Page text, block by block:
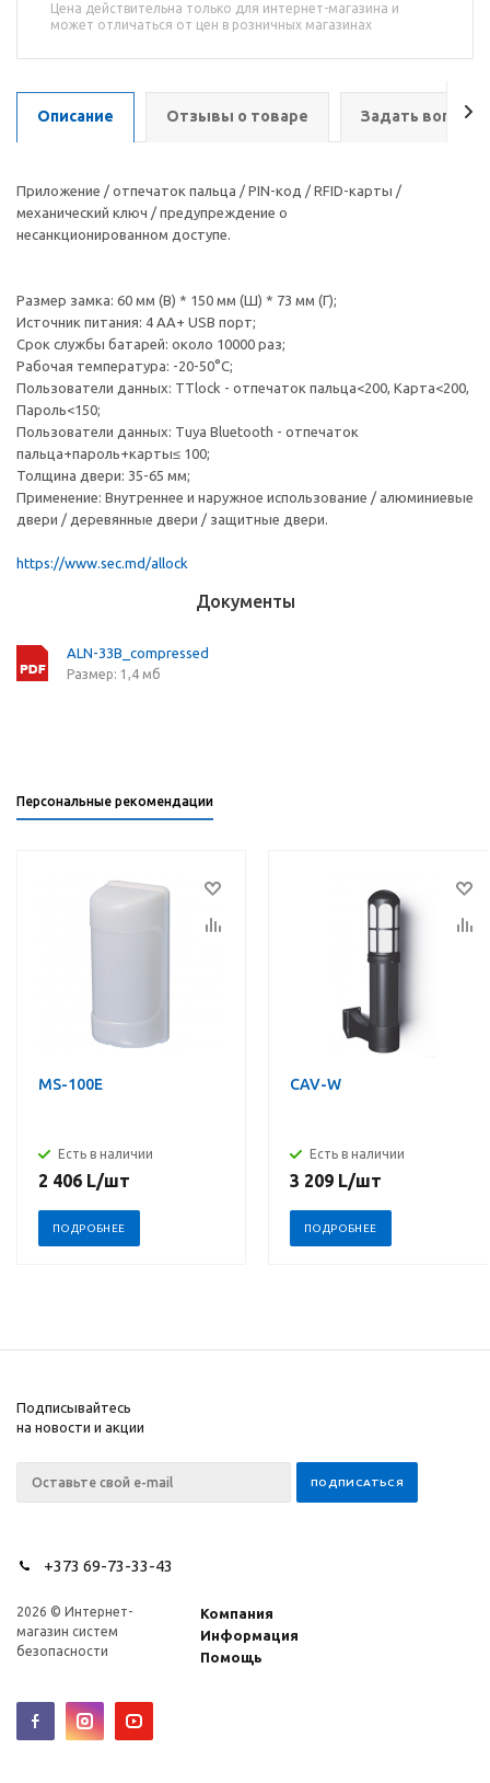
Цена действительна только для интернет-магазина и
может отличаться от цен в розничных магазинах
Описание Отзывы о товаре Задать вопрос
Приложение / отпечаток пальца / PIN-код / ​​RFID-карты /
механический ключ / предупреждение о
несанкционированном доступе.
Размер замка: 60 мм (В) * 150 мм (Ш) * 73 мм (Г);
Источник питания: 4 AA+ USB порт;
Срок службы батарей: около 10000 раз;
Рабочая температура: -20-50°C;
Пользователи данных: TTlock - отпечаток пальца<200, Карта<200,
Пароль<150;
Пользователи данных: Tuya Bluetooth - отпечаток
пальца+пароль+карты≤ 100;
Толщина двери: 35-65 мм;
Применение: Внутреннее и наружное использование / алюминиевые
двери / деревянные двери / защитные двери.
https://www.sec.md/allock
Документы
ALN-33B_compressed
Размер: 1,4 мб
Персональные рекомендации
MS-100E
Есть в наличии
2 406 L/шт
ПОДРОБНЕЕ
CAV-W
Есть в наличии
3 209 L/шт
ПОДРОБНЕЕ
Подписывайтесь
на новости и акции
+373 69-73-33-43
2026 © Интернет-
магазин систем
безопасности
Компания
Информация
Помощь